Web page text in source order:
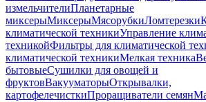
измельчителиПланетарные
миксерыМиксерыМясорубкиЛомтерезки
климатической техникиУправление
техникойФильтры для климатической
климатической техникиМелкая техника
бытовыеСушилки для овощей и
фруктовВакууматорыОткрывалки,
картофелечисткиПроращиватели семян